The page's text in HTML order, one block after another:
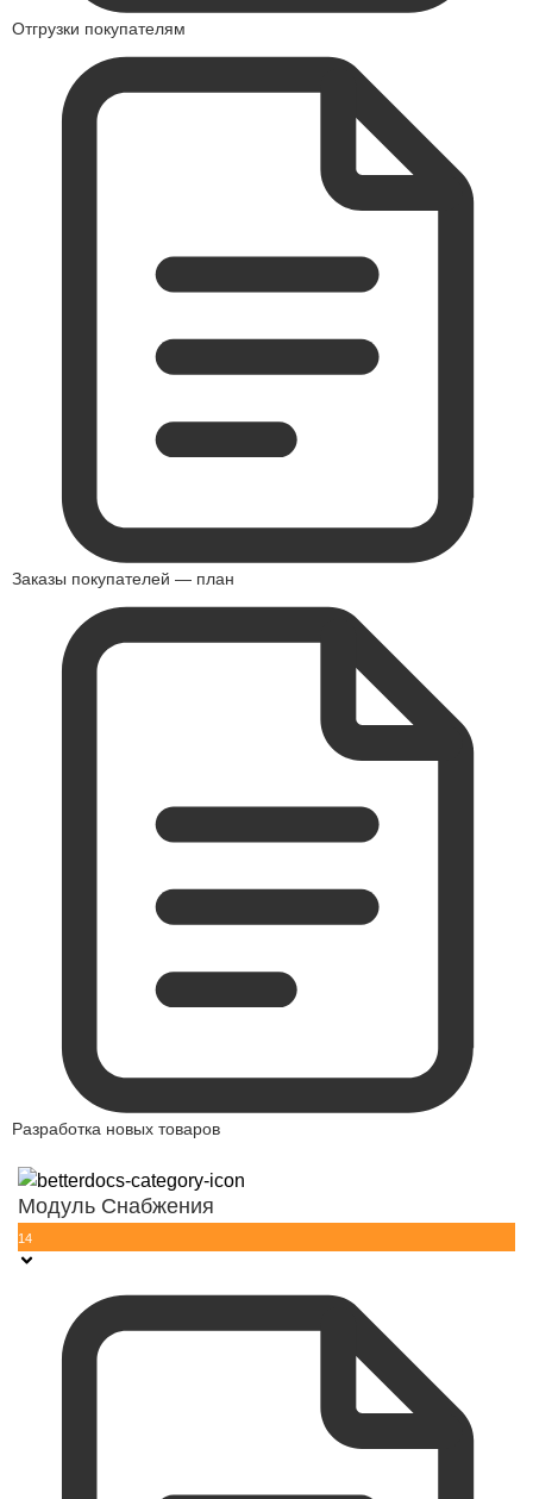
Отгрузки покупателям
Заказы покупателей — план
Разработка новых товаров
Модуль Снабжения
14